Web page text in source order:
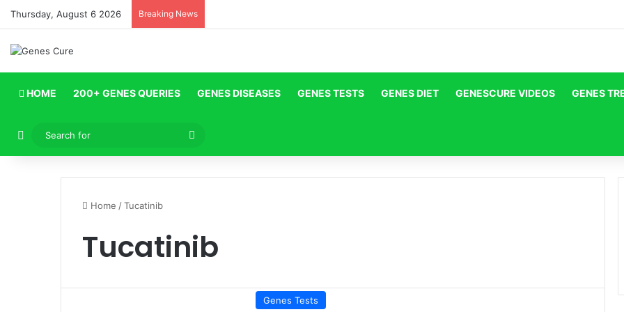
Thursday, August 6 2026 Breaking News
HOME 200+ GENES QUERIES GENES DISEASES GENES TESTS GENES DIET GENESCURE VIDEOS GENES
Log In
for
Home /Tucatinib
Tucatinib
Genes Tests